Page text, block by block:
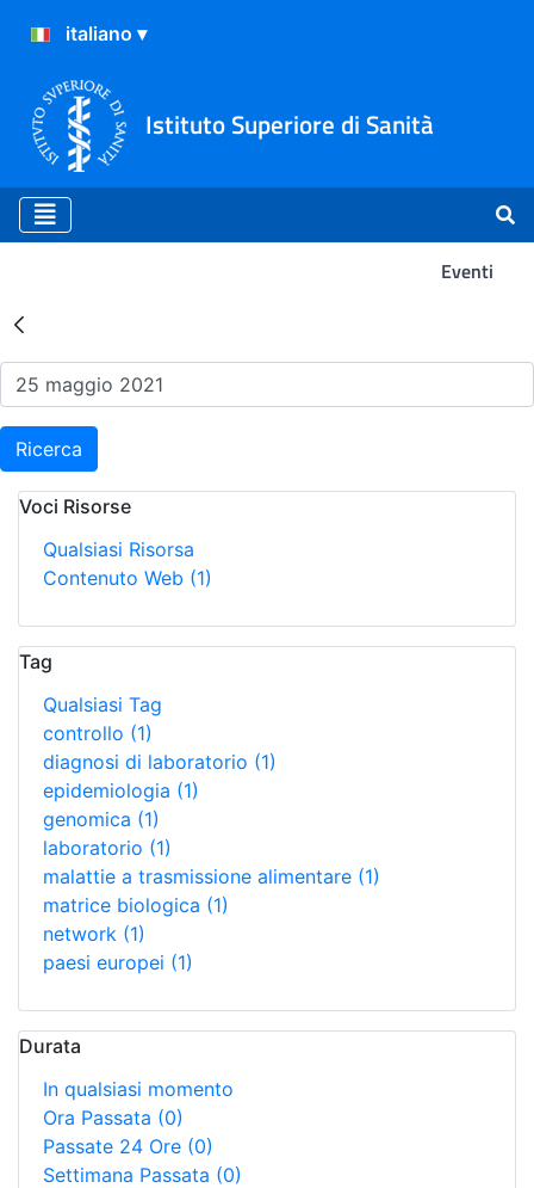
Istituto Superiore di Sanità
Eventi
Risultati della Ricerca -
Ricerca
Voci Risorse
Qualsiasi Risorsa
Contenuto Web (1)
Tag
Qualsiasi Tag
controllo (1)
diagnosi di laboratorio (1)
epidemiologia (1)
genomica (1)
laboratorio (1)
malattie a trasmissione alimentare (1)
matrice biologica (1)
network (1)
paesi europei (1)
Durata
In qualsiasi momento
Ora Passata (0)
Passate 24 Ore (0)
Settimana Passata (0)